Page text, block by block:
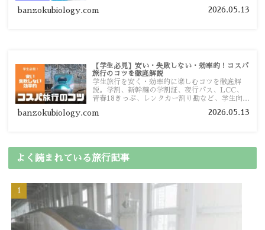
banzokubiology.com 2026.05.13
【学生必見】安い・失敗しない・効率的！コスパ
旅行のコツを徹底解説
学生旅行を安く・効率的に楽しむコツを徹底解
説。学割、新幹線の学割証、夜行バス、LCC、
青春18きっぷ、レンタカー割り勘など、学生向け
banzokubiology.com 2026.05.13
よく読まれている旅行記事